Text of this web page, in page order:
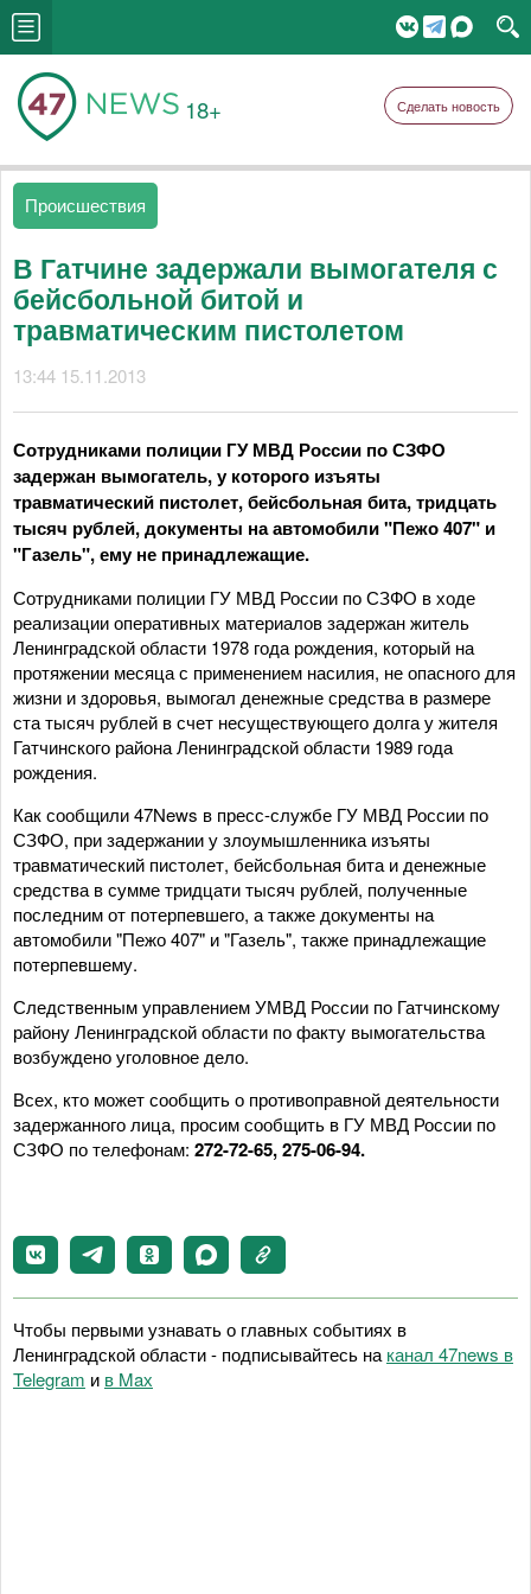
18+ Сделать новость
Происшествия
В Гатчине задержали вымогателя с
бейсбольной битой и
травматическим пистолетом
13:44 15.11.2013
Сотрудниками полиции ГУ МВД России по СЗФО
задержан вымогатель, у которого изъяты
травматический пистолет, бейсбольная бита, тридцать
тысяч рублей, документы на автомобили "Пежо 407" и
"Газель", ему не принадлежащие.
Сотрудниками полиции ГУ МВД России по СЗФО в ходе
реализации оперативных материалов задержан житель
Ленинградской области 1978 года рождения, который на
протяжении месяца с применением насилия, не опасного для
жизни и здоровья, вымогал денежные средства в размере
ста тысяч рублей в счет несуществующего долга у жителя
Гатчинского района Ленинградской области 1989 года
рождения.
Как сообщили 47News в пресс-службе ГУ МВД России по
СЗФО, при задержании у злоумышленника изъяты
травматический пистолет, бейсбольная бита и денежные
средства в сумме тридцати тысяч рублей, полученные
последним от потерпевшего, а также документы на
автомобили "Пежо 407" и "Газель", также принадлежащие
потерпевшему.
Следственным управлением УМВД России по Гатчинскому
району Ленинградской области по факту вымогательства
возбуждено уголовное дело.
Всех, кто может сообщить о противоправной деятельности
задержанного лица, просим сообщить в ГУ МВД России по
СЗФО по телефонам: 272-72-65, 275-06-94.
Чтобы первыми узнавать о главных событиях в
Ленинградской области - подписывайтесь на канал 47news в
Telegram и в Maх